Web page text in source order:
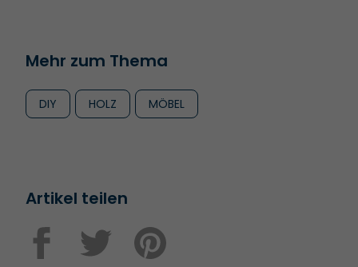
Mehr zum Thema
DIY HOLZ MÖBEL
Artikel teilen